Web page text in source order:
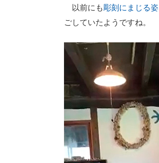
以前にも彫刻にまじる姿
ごしていたようですね。